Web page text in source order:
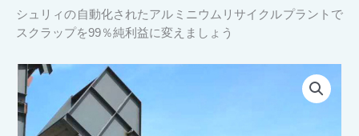
シュリィの自動化されたアルミニウムリサイクルプラントで
スクラップを99％純利益に変えましょう